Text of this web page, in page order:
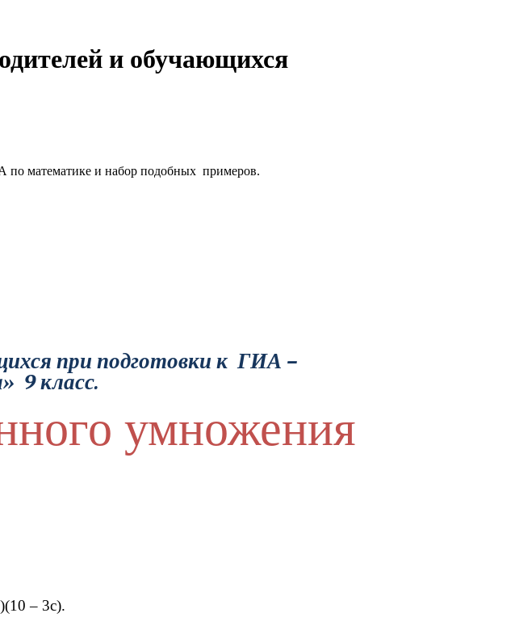
и обучающихся
по математике и набор подобных примеров.
при подготовки к ГИА –
9 класс.
умножения
( с + 2 )(10 – 3с).